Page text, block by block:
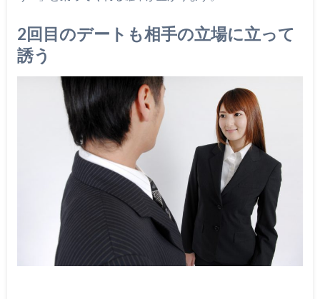
2回目のデートも相手の立場に立って
誘う